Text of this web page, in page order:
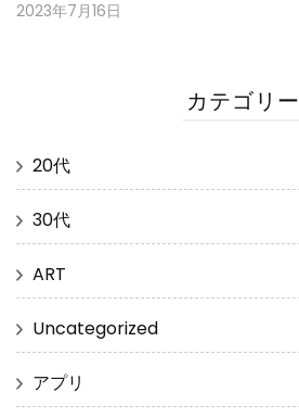
2023年7月16日
カテゴリー
20代
30代
ART
Uncategorized
アプリ